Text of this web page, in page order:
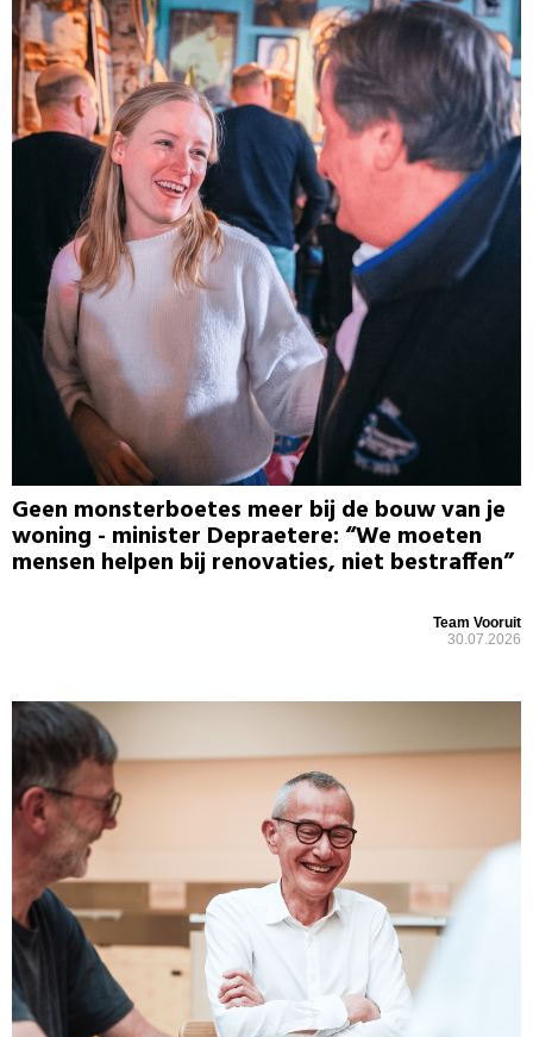
Geen monsterboetes meer bij de bouw van je
woning - minister Depraetere: “We moeten
mensen helpen bij renovaties, niet bestraffen”
Team Vooruit
30.07.2026